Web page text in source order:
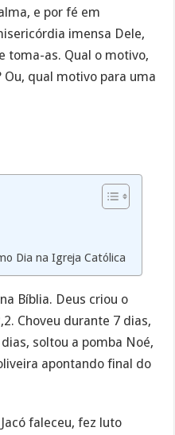
e por fé em
imensa Dele,
toma-as. Qual o motivo,
Ou, qual motivo para uma
Dia na Igreja Católica
Bíblia. Deus criou o
Choveu durante 7 dias,
soltou a pomba Noé,
apontando final do
faleceu, fez luto